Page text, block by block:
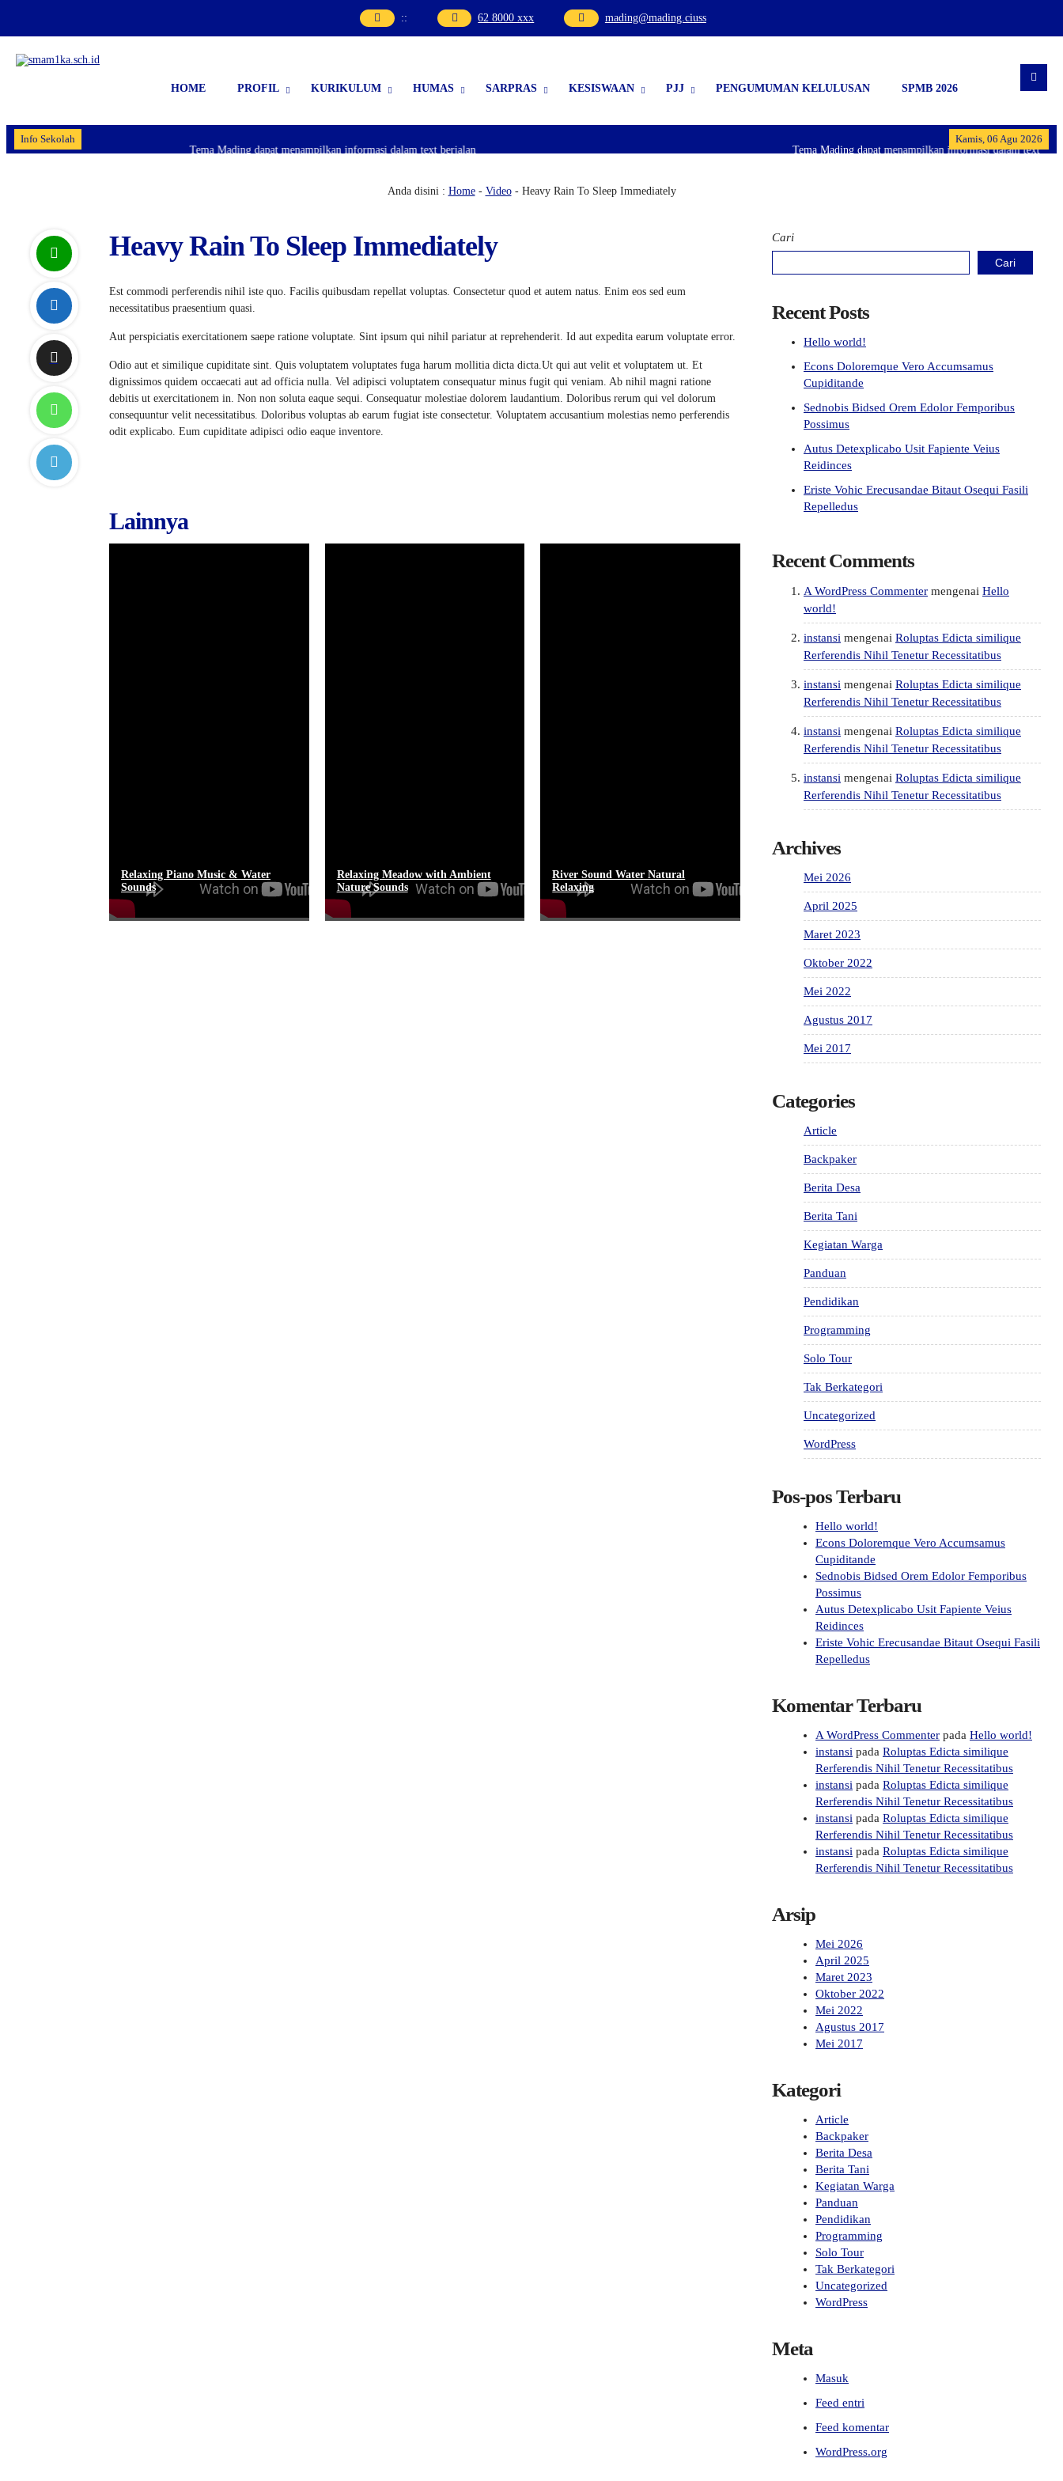
:: 62 8000 xxx mading@mading.ciuss
HOME PROFIL KURIKULUM HUMAS SARPRAS KESISWAAN PJJ PENGUMUMAN KELULUSAN SPMB 2026
Info Sekolah
Kamis, 06 Agu 2026
Tema Mading dapat menampilkan informasi dalam text
Tema Mading dapat menampilkan informasi dalam text berjalan
Anda disini : Home- Video- Heavy Rain To Sleep Immediately
Heavy Rain To Sleep Immediately
Est commodi perferendis nihil iste quo. Facilis quibusdam repellat voluptas. Consectetur quod et autem natus. Enim eos sed eum
necessitatibus praesentium quasi.
Aut perspiciatis exercitationem saepe ratione voluptate. Sint ipsum qui nihil pariatur at reprehenderit. Id aut expedita earum voluptate error.
Odio aut et similique cupiditate sint. Quis voluptatem voluptates fuga harum mollitia dicta dicta.Ut qui aut velit et voluptatem ut. Et
dignissimos quidem occaecati aut ad officia nulla. Vel adipisci voluptatem consequatur minus fugit qui veniam. Ab nihil magni ratione
debitis ut exercitationem in. Non non soluta eaque sequi. Consequatur molestiae dolorem laudantium. Doloribus rerum qui vel dolorum
consequuntur velit necessitatibus. Doloribus voluptas ab earum fugiat iste consectetur. Voluptatem accusantium molestias nemo perferendis
odit explicabo. Eum cupiditate adipisci odio eaque inventore.
Lainnya
Relaxing Piano Music & Water
Sounds
Relaxing Meadow with Ambient
Nature Sounds
River Sound Water Natural
Relaxing
Cari
Cari
Recent Posts
Hello world!
Econs Doloremque Vero Accumsamus
Cupiditande
Sednobis Bidsed Orem Edolor Femporibus
Possimus
Autus Detexplicabo Usit Fapiente Veius
Reidinces
Eriste Vohic Erecusandae Bitaut Osequi Fasili
Repelledus
Recent Comments
A WordPress Commenter mengenai Hello
world!
instansi mengenai Roluptas Edicta similique
Rerferendis Nihil Tenetur Recessitatibus
instansi mengenai Roluptas Edicta similique
Rerferendis Nihil Tenetur Recessitatibus
instansi mengenai Roluptas Edicta similique
Rerferendis Nihil Tenetur Recessitatibus
instansi mengenai Roluptas Edicta similique
Rerferendis Nihil Tenetur Recessitatibus
Archives
Mei 2026
April 2025
Maret 2023
Oktober 2022
Mei 2022
Agustus 2017
Mei 2017
Categories
Article
Backpaker
Berita Desa
Berita Tani
Kegiatan Warga
Panduan
Pendidikan
Programming
Solo Tour
Tak Berkategori
Uncategorized
WordPress
Pos-pos Terbaru
Hello world!
Econs Doloremque Vero Accumsamus
Cupiditande
Sednobis Bidsed Orem Edolor Femporibus
Possimus
Autus Detexplicabo Usit Fapiente Veius
Reidinces
Eriste Vohic Erecusandae Bitaut Osequi Fasili
Repelledus
Komentar Terbaru
A WordPress Commenter pada Hello world!
instansi pada Roluptas Edicta similique
Rerferendis Nihil Tenetur Recessitatibus
instansi pada Roluptas Edicta similique
Rerferendis Nihil Tenetur Recessitatibus
instansi pada Roluptas Edicta similique
Rerferendis Nihil Tenetur Recessitatibus
instansi pada Roluptas Edicta similique
Rerferendis Nihil Tenetur Recessitatibus
Arsip
Mei 2026
April 2025
Maret 2023
Oktober 2022
Mei 2022
Agustus 2017
Mei 2017
Kategori
Article
Backpaker
Berita Desa
Berita Tani
Kegiatan Warga
Panduan
Pendidikan
Programming
Solo Tour
Tak Berkategori
Uncategorized
WordPress
Meta
Masuk
Feed entri
Feed komentar
WordPress.org